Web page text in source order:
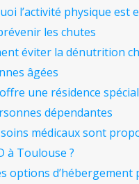
l’activité physique est
les chutes
éviter la dénutrition
âgées
une résidence
dépendantes
médicaux sont
à Toulouse ?
options d’hébergement